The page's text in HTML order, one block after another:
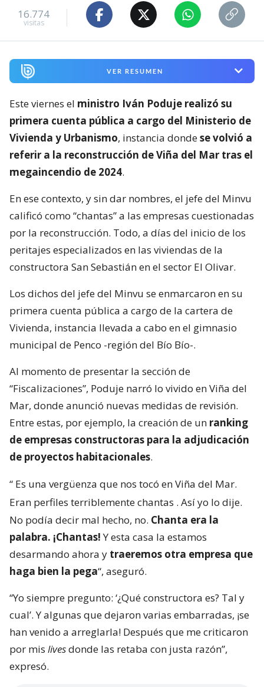
16.774
visitas
VER RESUMEN
Este viernes el ministro Iván Poduje realizó su
primera cuenta pública a cargo del Ministerio de
Vivienda y Urbanismo, instancia dondese volvió a
referir a la reconstrucción de Viña del Mar tras el
megaincendio de 2024.
En ese contexto, y sin dar nombres, el jefe del Minvu
calificó como “chantas” a las empresas cuestionadas
por la reconstrucción. Todo, a días del inicio de los
peritajes especializados en las viviendas de la
constructora San Sebastián en el sector El Olivar.
Los dichos del jefe del Minvu se enmarcaron en su
primera cuenta pública a cargo de la cartera de
Vivienda, instancia llevada a cabo en el gimnasio
municipal de Penco -región del Bío Bío-.
Al momento de presentar la sección de
“Fiscalizaciones”, Poduje narró lo vivido en Viña del
Mar, donde anunció nuevas medidas de revisión.
Entre estas, por ejemplo, la creación de un ranking
de empresas constructoras para la adjudicación
de proyectos habitacionales.
“ Es una vergüenza que nos tocó en Viña del Mar.
Eran perfiles terriblemente chantas . Así yo lo dije.
No podía decir mal hecho, no. Chanta era la
palabra. ¡Chantas!Y esta casa la estamos
desarmando ahora y traeremos otra empresa que
haga bien la pega“, aseguró.
“Yo siempre pregunto: ‘¿Qué constructora es? Tal y
cual’. Y algunas que dejaron varias embarradas, ¡se
han venido a arreglarla! Después que me criticaron
por mis livesdonde las retaba con justa razón”,
expresó.